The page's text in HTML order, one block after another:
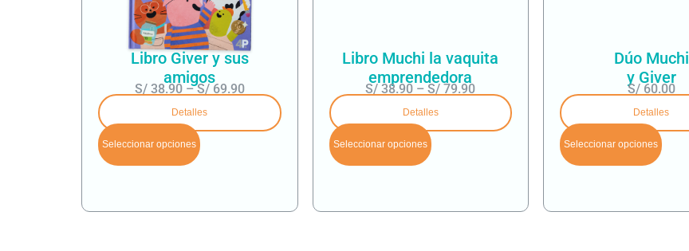
Libro Giver y sus
amigos
S/38.90 – S/69.90
Detalles
Seleccionar opciones
Libro Muchi la vaquita
emprendedora
S/ 38.90 – S/ 79.90
Detalles
Seleccionar opciones
Dúo Muchi
y Giver
S/60.00
Detalles
Seleccionar opciones